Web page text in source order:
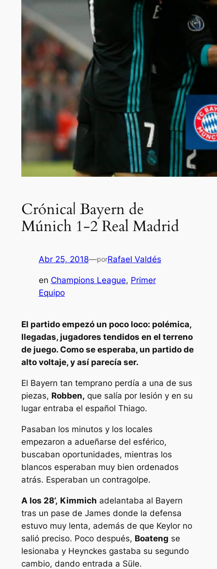
Crónica| Bayern de
Múnich 1-2 Real Madrid
Abr 25, 2018—porRafael Valdés
en Champions League, Primer
Equipo
El partido empezó un poco loco: polémica,
llegadas, jugadores tendidos en el terreno
de juego. Como se esperaba, un partido de
alto voltaje, y así parecía ser.
El Bayern tan temprano perdía a una de sus
piezas, Robben, que salía por lesión y en su
lugar entraba el español Thiago.
Pasaban los minutos y los locales
empezaron a adueñarse del esférico,
buscaban oportunidades, mientras los
blancos esperaban muy bien ordenados
atrás. Esperaban un contragolpe.
A los 28’, Kimmich adelantaba al Bayern
tras un pase de James donde la defensa
estuvo muy lenta, además de que Keylor no
salió preciso. Poco después, Boateng se
lesionaba y Heynckes gastaba su segundo
cambio, dando entrada a Süle.